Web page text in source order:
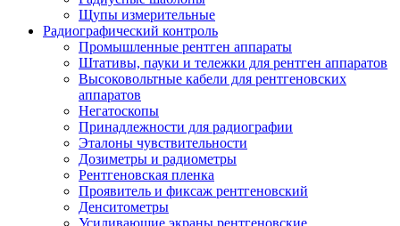
Щупы измерительные
Радиографический контроль
Промышленные рентген аппараты
Штативы, пауки и тележки для рентген аппаратов
Высоковольтные кабели для рентгеновских
аппаратов
Негатоскопы
Принадлежности для радиографии
Эталоны чувствительности
Дозиметры и радиометры
Рентгеновская пленка
Проявитель и фиксаж рентгеновский
Денситометры
Усиливающие экраны рентгеновские